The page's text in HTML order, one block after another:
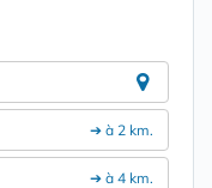
➔ à 2 km.
➔ à 4 km.